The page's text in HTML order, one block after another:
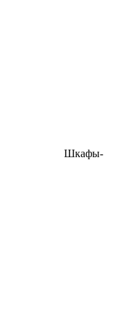
Шкафы-